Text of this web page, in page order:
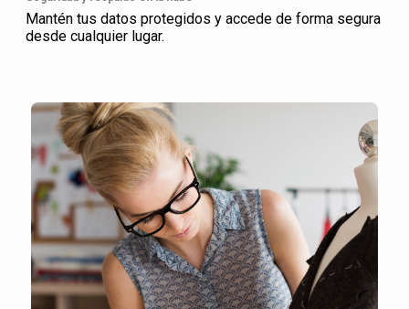
Mantén tus datos protegidos y accede de forma segura
desde cualquier lugar.